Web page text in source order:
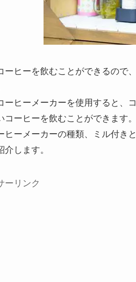
ーヒーを飲むことができるので
ーヒーメーカーを使用すると、
コーヒーを飲むことができます。
ヒーメーカーの種類、ミル付き
します。
ーリンク